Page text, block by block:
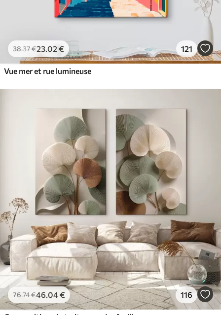
38.37€23.02 € 121
Vue mer et rue lumineuse
76.74€46.04€ 116